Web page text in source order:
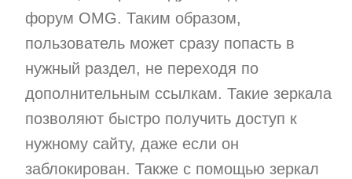
форум OMG. Таким образом,
пользователь может сразу попасть в
нужный раздел, не переходя по
дополнительным ссылкам. Такие зеркала
позволяют быстро получить доступ к
нужному сайту, даже если он
заблокирован. Также с помощью зеркал